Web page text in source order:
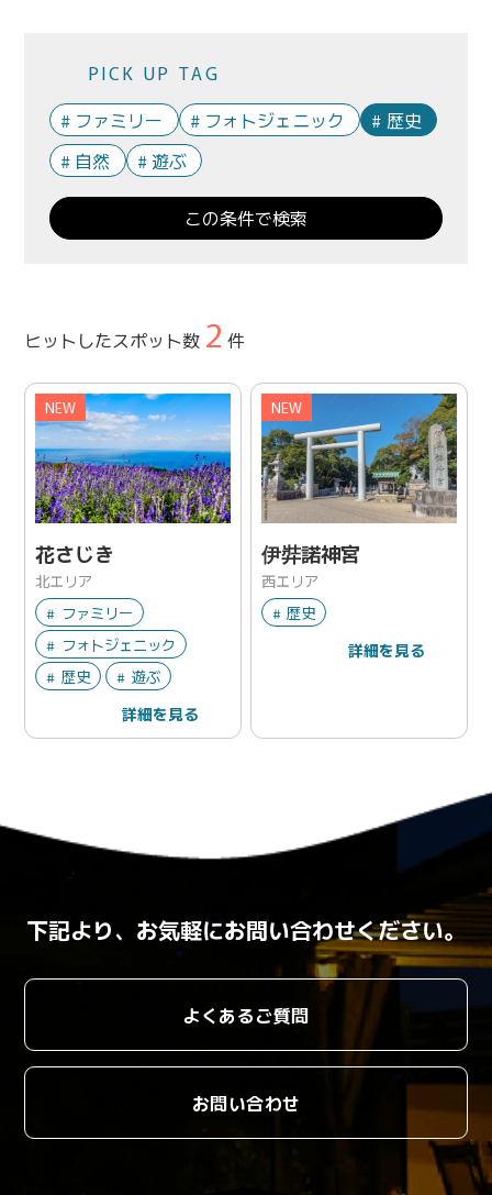
PICK UP TAG
ファミリー
フォトジェニック
歴史
自然
遊ぶ
ヒットしたスポット数 2 件
NEW
花さじき
北エリア
ファミリー
フォトジェニック
歴史
遊ぶ
詳細を見る
NEW
伊弉諾神宮
西エリア
歴史
詳細を見る
下記より、お気軽にお問い合わせください。
よくあるご質問
お問い合わせ